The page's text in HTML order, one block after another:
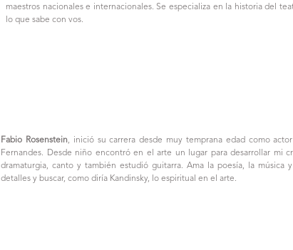
maestros nacionales e internacionales. Se especializa en la historia del
lo que sabe con vos.
Fabio Rosenstein, inició su carrera desde muy temprana edad como
Fernandes. Desde niño encontró en el arte un lugar para desarrollar mi
dramaturgia, canto y también estudió guitarra. Ama la poesía, la música
detalles y buscar, como diría Kandinsky, lo espiritual en el arte.